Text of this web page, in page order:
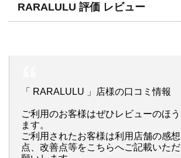
RARALULU 評価 レビュー
「 RARALULU 」店様の口コミ情報
ご利用のお客様はぜひレビューのほ
ます。
ご利用されたお客様は利用店舗の感
点、改善点等をこちらへご記載いた